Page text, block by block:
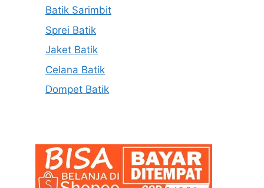
Batik Sarimbit
Sprei Batik
Jaket Batik
Celana Batik
Dompet Batik